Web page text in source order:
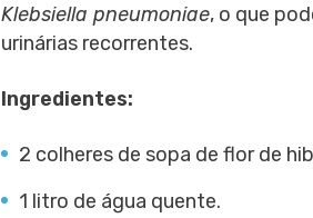
Klebsiella pneumoniae, o que
urinárias recorrentes.
Ingredientes:
2 colheres de sopa de flor de
1 litro de água quente.